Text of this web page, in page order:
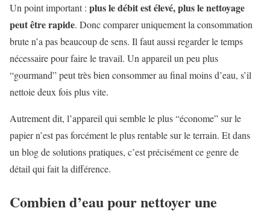
Un point important : plus le débit est élevé, plus le nettoyage
peut être rapide. Donc comparer uniquement la consommation
brute n’a pas beaucoup de sens. Il faut aussi regarder le temps
nécessaire pour faire le travail. Un appareil un peu plus
“gourmand” peut très bien consommer au final moins d’eau, s’il
nettoie deux fois plus vite.
Autrement dit, l’appareil qui semble le plus “économe” sur le
papier n’est pas forcément le plus rentable sur le terrain. Et dans
un blog de solutions pratiques, c’est précisément ce genre de
détail qui fait la différence.
Combien d’eau pour nettoyer une